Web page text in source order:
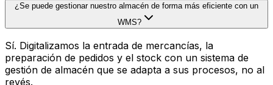
¿Se puede gestionar nuestro almacén de forma más eficiente con un
WMS?
Sí. Digitalizamos la entrada de mercancías, la
preparación de pedidos y el stock con un sistema de
gestión de almacén que se adapta a sus procesos, no al
revés.